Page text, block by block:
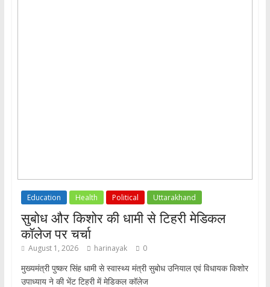
Education Health Political Uttarakhand
सुबोध और किशोर की धामी से टिहरी मेडिकल
कॉलेज पर चर्चा
August 1, 2026 harinayak 0
मुख्यमंत्री पुष्कर सिंह धामी से स्वास्थ्य मंत्री सुबोध उनियाल एवं विधायक किशोर
उपाध्याय ने की भेंट टिहरी में मेडिकल कॉलेज